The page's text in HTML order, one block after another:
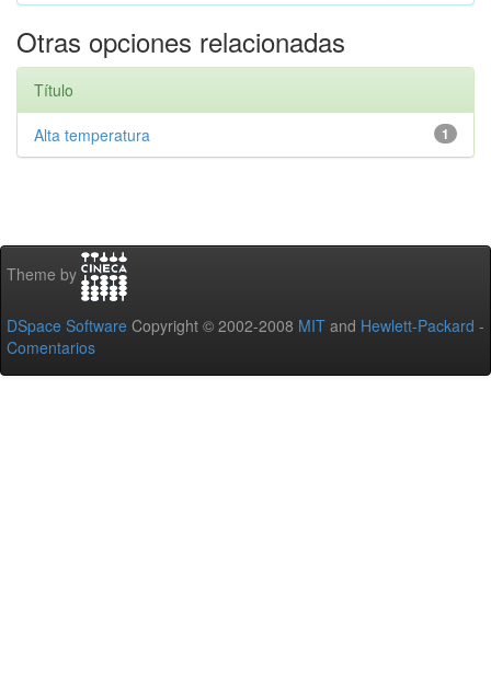
Otras opciones relacionadas
Título
1
Alta temperatura
Theme by
DSpace Software Copyright © 2002-2008 MIT and Hewlett-Packard -
Comentarios